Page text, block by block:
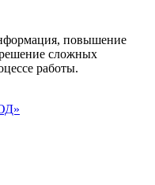
повышение
сложных
работы.